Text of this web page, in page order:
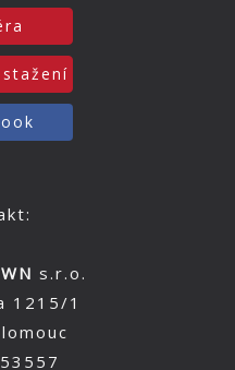
s.r.o.
1215/1